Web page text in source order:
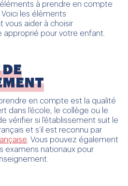
à prendre en compte
les éléments
vous aider à choisir
approprié pour votre enfant.
en compte est la qualité
dans l’école, le collège ou le
vérifier si l’établissement suit le
et s’il est reconnu par
. Vous pouvez également
examens nationaux pour